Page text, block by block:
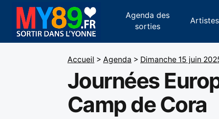
Agenda des
sorties
Artistes
Accueil > Agenda > Dimanche 15 juin
Journées
Camp de Cora